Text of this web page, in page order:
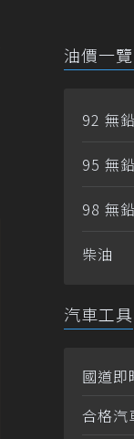
油價一
92 無鉛
95 無鉛
98 無鉛
柴油
汽車工具
國道即
合格汽